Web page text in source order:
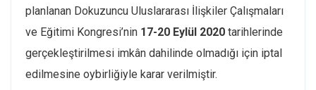
planlanan Dokuzuncu Uluslararası İlişkiler Çalışmaları
ve Eğitimi Kongresi’nin 17-20 Eylül 2020 tarihlerinde
gerçekleştirilmesi imkân dahilinde olmadığı için iptal
edilmesine oybirliğiyle karar verilmiştir.